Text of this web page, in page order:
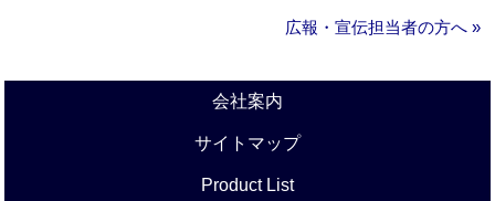
広報・宣伝担当者の方へ »
会社案内
サイトマップ
Product List